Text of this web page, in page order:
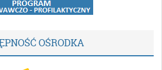
OŚRODKA